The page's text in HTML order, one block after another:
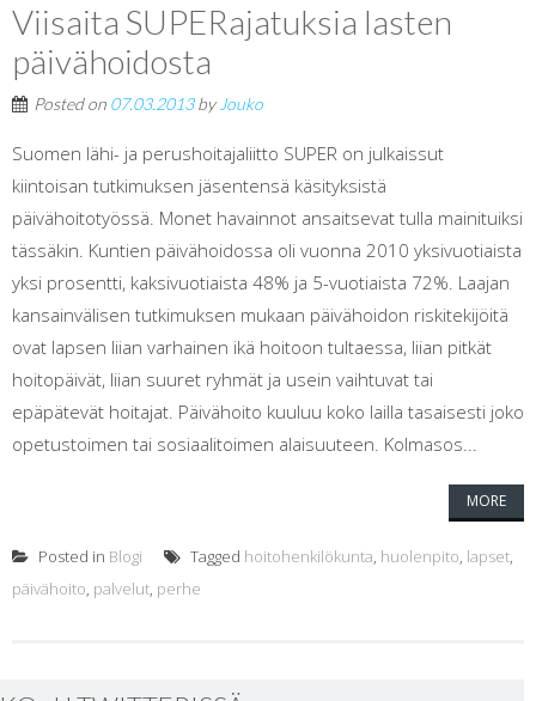
Viisaita SUPERajatuksia lasten
päivähoidosta
Posted on 07.03.2013by Jouko
Suomen lähi- ja perushoitajaliitto SUPER on julkaissut
kiintoisan tutkimuksen jäsentensä käsityksistä
päivähoitotyössä. Monet havainnot ansaitsevat tulla mainituiksi
tässäkin. Kuntien päivähoidossa oli vuonna 2010 yksivuotiaista
yksi prosentti, kaksivuotiaista 48% ja 5-vuotiaista 72%. Laajan
kansainvälisen tutkimuksen mukaan päivähoidon riskitekijöitä
ovat lapsen liian varhainen ikä hoitoon tultaessa, liian pitkät
hoitopäivät, liian suuret ryhmät ja usein vaihtuvat tai
epäpätevät hoitajat. Päivähoito kuuluu koko lailla tasaisesti joko
opetustoimen tai sosiaalitoimen alaisuuteen. Kolmasos...
MORE
Posted in Blogi Tagged hoitohenkilökunta, huolenpito, lapset,
päivähoito, palvelut, perhe